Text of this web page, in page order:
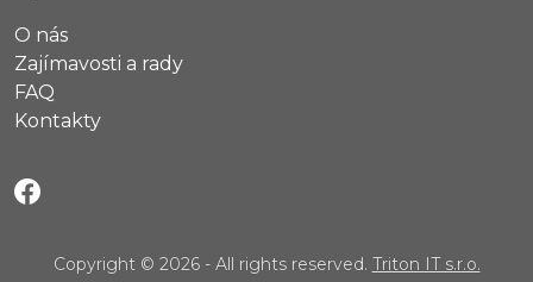
O nás
Zajímavosti a rady
FAQ
Kontakty
Copyright © 2026 - All rights reserved. Triton IT s.r.o.